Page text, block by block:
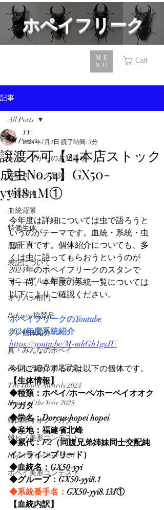
​ホペイフリーク
ME
NU
Cart
記事
All Posts
ショップからのお知らせ
本店ストック個体
特選個体
血統背景
特価生体
用品
表記について
マニュアル・飼育方法
オサムシ部門
BeKuwa協賛品
プレ個体紹介
真・みんなのホペイ
みんなの自己満足写真
The Hopei Awards 2024
Hopei of the Year 2025
韓国産オオクワガタ
韓ビノ美形コンテスト
Hopei of the Year 2026
ホペイ美形コンテスト
All Posts
譲渡不可【24本店ストック
成虫No.54】GX50-
yyii8.1M①
YY
2024年7月3日 読了時間: 3分
今年度は詳細については虫で語ろうと
いうのがテーマです。血統・系統・虫
は正直です。個体紹介についても、多
くは虫に語ってもらおうというのが
2024年のホペイフリークのスタンで
す。尚、本年度の系統一覧については
以下によりご確認ください。
ホペイフリークのYoutube
2024年度系統紹介
https://youtu.be/M-mkGh1gsJU
今回ご紹介するのは以下の個体です。
【生体情報】
◆種類：ホペイ/ホーペ/ホーペイオオク
ワガタ
◆学名：Dorcus hopei hopei
◆産地：福建省北峰
◆累代：F2（同腹兄弟姉妹同士交配純
インラインブリード）
◆血統名：GX50-yyi
◆グループ：GX50-yyi8.1
◆系統番手名： GX50-yyi8.1M①
【血統内訳】